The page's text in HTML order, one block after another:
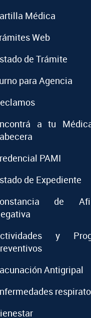
Médica
Web
de Trámite
para Agencia
a tu
PAMI
de Expediente
de
y
Antigripal